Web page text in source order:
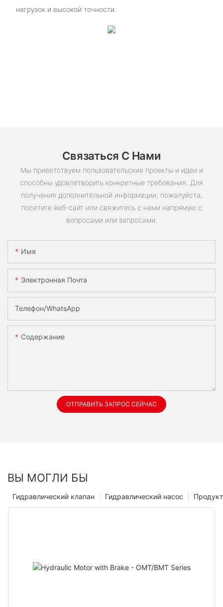
нагрузок и высокой точности.
Связаться С Нами
Мы приветствуем пользовательские проекты и идеи и
способны удовлетворить конкретные требования. Для
получения дополнительной информации, пожалуйста,
посетите веб-сайт или свяжитесь с нами напрямую с
вопросами или запросами.
Имя
Электронная Почта
Телефон/WhatsApp
Содержание
ОТПРАВИТЬ ЗАПРОС СЕЙЧАС
ВЫ МОГЛИ БЫ
Гидравлический насос
Гидравлический клапан